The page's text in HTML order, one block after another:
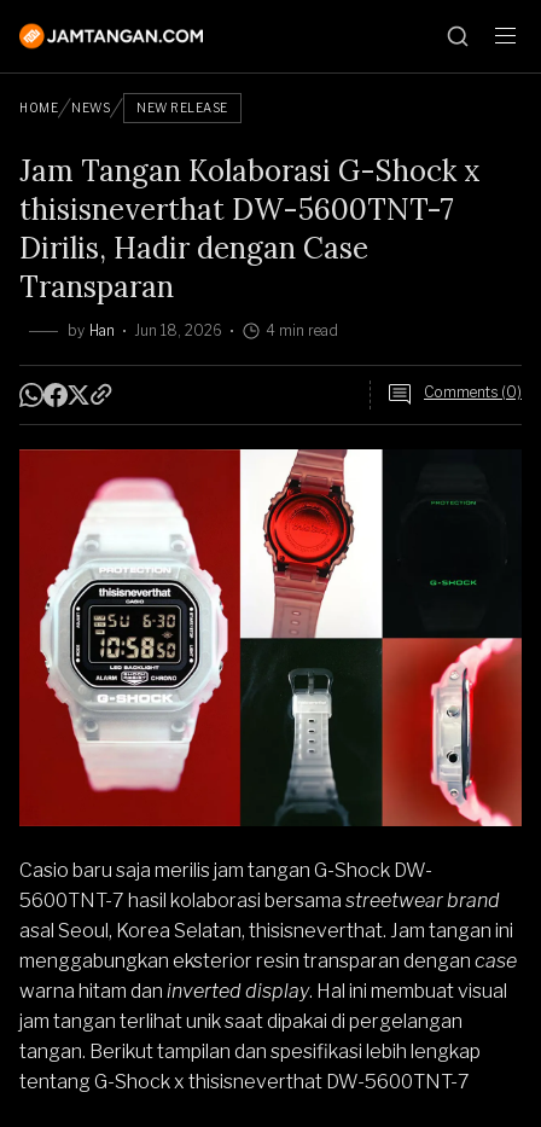
HOME NEWS NEW RELEASE
Jam Tangan Kolaborasi G-Shock x
thisisneverthat DW-5600TNT-7
Dirilis, Hadir dengan Case
Transparan
by Han Jun 18, 2026 4 min read
Comments (0)
Casio baru saja merilis jam tangan G-Shock DW-
5600TNT-7 hasil kolaborasi bersama streetwear brand
asal Seoul, Korea Selatan, thisisneverthat. Jam tangan ini
menggabungkan eksterior resin transparan dengan case
warna hitam dan inverted display. Hal ini membuat visual
jam tangan terlihat unik saat dipakai di pergelangan
tangan. Berikut tampilan dan spesifikasi lebih lengkap
tentang G-Shock x thisisneverthat DW-5600TNT-7